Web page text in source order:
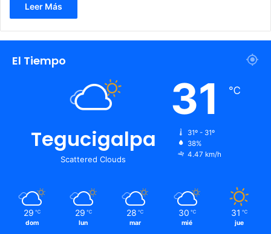
Leer Más
El Tiempo
Tegucigalpa
Scattered Clouds
31 ℃
31º - 31º
38%
4.47 km/h
29 ℃
dom
29 ℃
lun
28 ℃
mar
30 ℃
mié
31 ℃
jue